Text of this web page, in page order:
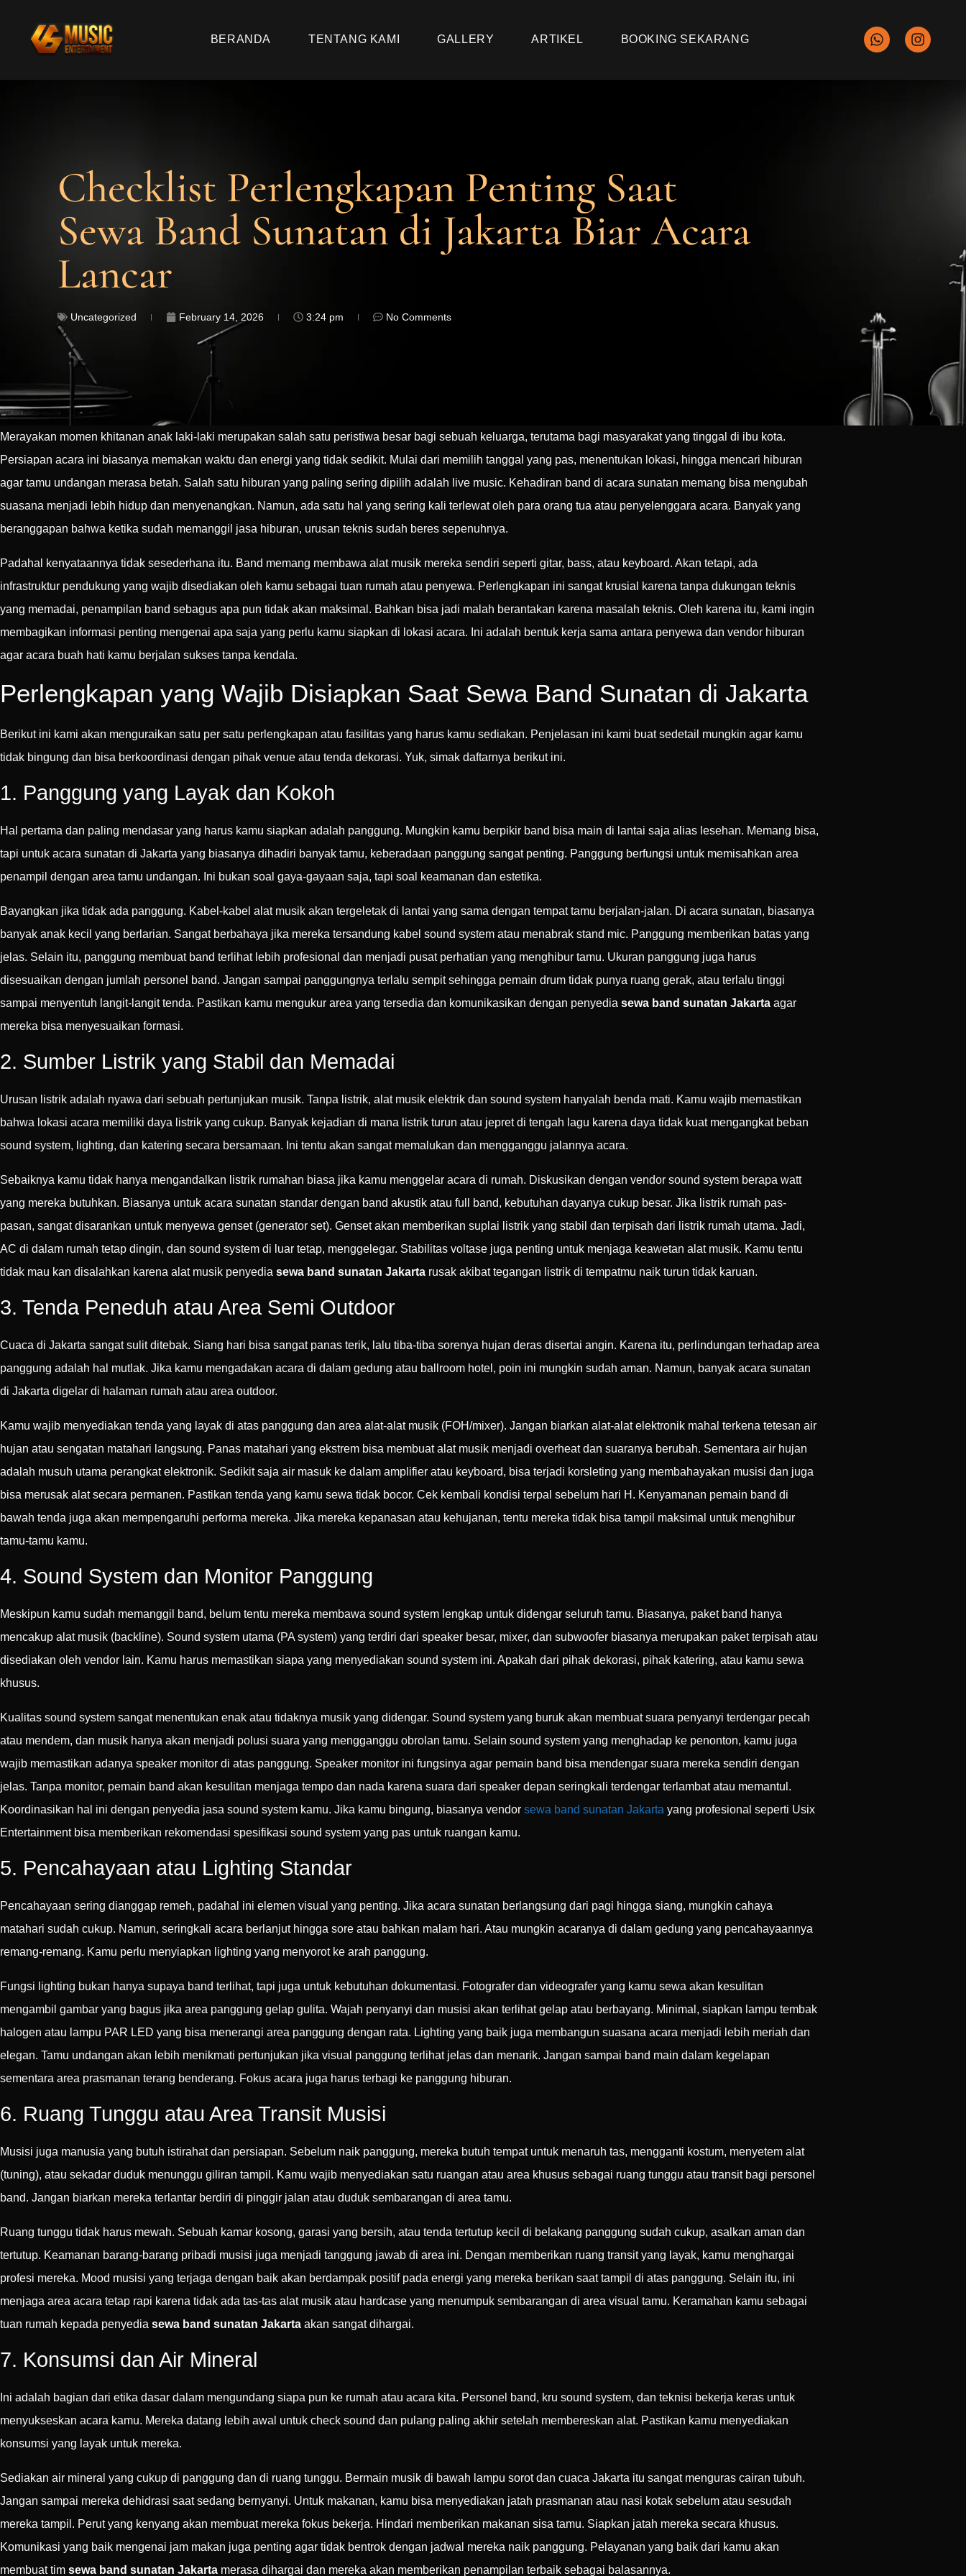
BERANDA TENTANG KAMI GALLERY ARTIKEL BOOKING SEKARANG
Checklist Perlengkapan Penting Saat
Sewa Band Sunatan di Jakarta Biar Acara
Lancar
Uncategorized February 14, 2026 3:24 pm No Comments
Merayakan momen khitanan anak laki-laki merupakan salah satu peristiwa besar bagi sebuah keluarga, terutama bagi masyarakat yang tinggal di ibu kota.
Persiapan acara ini biasanya memakan waktu dan energi yang tidak sedikit. Mulai dari memilih tanggal yang pas, menentukan lokasi, hingga mencari hiburan
agar tamu undangan merasa betah. Salah satu hiburan yang paling sering dipilih adalah live music. Kehadiran band di acara sunatan memang bisa mengubah
suasana menjadi lebih hidup dan menyenangkan. Namun, ada satu hal yang sering kali terlewat oleh para orang tua atau penyelenggara acara. Banyak yang
beranggapan bahwa ketika sudah memanggil jasa hiburan, urusan teknis sudah beres sepenuhnya.
Padahal kenyataannya tidak sesederhana itu. Band memang membawa alat musik mereka sendiri seperti gitar, bass, atau keyboard. Akan tetapi, ada
infrastruktur pendukung yang wajib disediakan oleh kamu sebagai tuan rumah atau penyewa. Perlengkapan ini sangat krusial karena tanpa dukungan teknis
yang memadai, penampilan band sebagus apa pun tidak akan maksimal. Bahkan bisa jadi malah berantakan karena masalah teknis. Oleh karena itu, kami ingin
membagikan informasi penting mengenai apa saja yang perlu kamu siapkan di lokasi acara. Ini adalah bentuk kerja sama antara penyewa dan vendor hiburan
agar acara buah hati kamu berjalan sukses tanpa kendala.
Perlengkapan yang Wajib Disiapkan Saat Sewa Band Sunatan di Jakarta
Berikut ini kami akan menguraikan satu per satu perlengkapan atau fasilitas yang harus kamu sediakan. Penjelasan ini kami buat sedetail mungkin agar kamu
tidak bingung dan bisa berkoordinasi dengan pihak venue atau tenda dekorasi. Yuk, simak daftarnya berikut ini.
1. Panggung yang Layak dan Kokoh
Hal pertama dan paling mendasar yang harus kamu siapkan adalah panggung. Mungkin kamu berpikir band bisa main di lantai saja alias lesehan. Memang bisa,
tapi untuk acara sunatan di Jakarta yang biasanya dihadiri banyak tamu, keberadaan panggung sangat penting. Panggung berfungsi untuk memisahkan area
penampil dengan area tamu undangan. Ini bukan soal gaya-gayaan saja, tapi soal keamanan dan estetika.
Bayangkan jika tidak ada panggung. Kabel-kabel alat musik akan tergeletak di lantai yang sama dengan tempat tamu berjalan-jalan. Di acara sunatan, biasanya
banyak anak kecil yang berlarian. Sangat berbahaya jika mereka tersandung kabel sound system atau menabrak stand mic. Panggung memberikan batas yang
jelas. Selain itu, panggung membuat band terlihat lebih profesional dan menjadi pusat perhatian yang menghibur tamu. Ukuran panggung juga harus
disesuaikan dengan jumlah personel band. Jangan sampai panggungnya terlalu sempit sehingga pemain drum tidak punya ruang gerak, atau terlalu tinggi
sampai menyentuh langit-langit tenda. Pastikan kamu mengukur area yang tersedia dan komunikasikan dengan penyedia sewa band sunatan Jakarta agar
mereka bisa menyesuaikan formasi.
2. Sumber Listrik yang Stabil dan Memadai
Urusan listrik adalah nyawa dari sebuah pertunjukan musik. Tanpa listrik, alat musik elektrik dan sound system hanyalah benda mati. Kamu wajib memastikan
bahwa lokasi acara memiliki daya listrik yang cukup. Banyak kejadian di mana listrik turun atau jepret di tengah lagu karena daya tidak kuat mengangkat beban
sound system, lighting, dan katering secara bersamaan. Ini tentu akan sangat memalukan dan mengganggu jalannya acara.
Sebaiknya kamu tidak hanya mengandalkan listrik rumahan biasa jika kamu menggelar acara di rumah. Diskusikan dengan vendor sound system berapa watt
yang mereka butuhkan. Biasanya untuk acara sunatan standar dengan band akustik atau full band, kebutuhan dayanya cukup besar. Jika listrik rumah pas-
pasan, sangat disarankan untuk menyewa genset (generator set). Genset akan memberikan suplai listrik yang stabil dan terpisah dari listrik rumah utama. Jadi,
AC di dalam rumah tetap dingin, dan sound system di luar tetap, menggelegar. Stabilitas voltase juga penting untuk menjaga keawetan alat musik. Kamu tentu
tidak mau kan disalahkan karena alat musik penyedia sewa band sunatan Jakarta rusak akibat tegangan listrik di tempatmu naik turun tidak karuan.
3. Tenda Peneduh atau Area Semi Outdoor
Cuaca di Jakarta sangat sulit ditebak. Siang hari bisa sangat panas terik, lalu tiba-tiba sorenya hujan deras disertai angin. Karena itu, perlindungan terhadap area
panggung adalah hal mutlak. Jika kamu mengadakan acara di dalam gedung atau ballroom hotel, poin ini mungkin sudah aman. Namun, banyak acara sunatan
di Jakarta digelar di halaman rumah atau area outdoor.
Kamu wajib menyediakan tenda yang layak di atas panggung dan area alat-alat musik (FOH/mixer). Jangan biarkan alat-alat elektronik mahal terkena tetesan air
hujan atau sengatan matahari langsung. Panas matahari yang ekstrem bisa membuat alat musik menjadi overheat dan suaranya berubah. Sementara air hujan
adalah musuh utama perangkat elektronik. Sedikit saja air masuk ke dalam amplifier atau keyboard, bisa terjadi korsleting yang membahayakan musisi dan juga
bisa merusak alat secara permanen. Pastikan tenda yang kamu sewa tidak bocor. Cek kembali kondisi terpal sebelum hari H. Kenyamanan pemain band di
bawah tenda juga akan mempengaruhi performa mereka. Jika mereka kepanasan atau kehujanan, tentu mereka tidak bisa tampil maksimal untuk menghibur
tamu-tamu kamu.
4. Sound System dan Monitor Panggung
Meskipun kamu sudah memanggil band, belum tentu mereka membawa sound system lengkap untuk didengar seluruh tamu. Biasanya, paket band hanya
mencakup alat musik (backline). Sound system utama (PA system) yang terdiri dari speaker besar, mixer, dan subwoofer biasanya merupakan paket terpisah atau
disediakan oleh vendor lain. Kamu harus memastikan siapa yang menyediakan sound system ini. Apakah dari pihak dekorasi, pihak katering, atau kamu sewa
khusus.
Kualitas sound system sangat menentukan enak atau tidaknya musik yang didengar. Sound system yang buruk akan membuat suara penyanyi terdengar pecah
atau mendem, dan musik hanya akan menjadi polusi suara yang mengganggu obrolan tamu. Selain sound system yang menghadap ke penonton, kamu juga
wajib memastikan adanya speaker monitor di atas panggung. Speaker monitor ini fungsinya agar pemain band bisa mendengar suara mereka sendiri dengan
jelas. Tanpa monitor, pemain band akan kesulitan menjaga tempo dan nada karena suara dari speaker depan seringkali terdengar terlambat atau memantul.
Koordinasikan hal ini dengan penyedia jasa sound system kamu. Jika kamu bingung, biasanya vendor sewa band sunatan Jakarta yang profesional seperti Usix
Entertainment bisa memberikan rekomendasi spesifikasi sound system yang pas untuk ruangan kamu.
5. Pencahayaan atau Lighting Standar
Pencahayaan sering dianggap remeh, padahal ini elemen visual yang penting. Jika acara sunatan berlangsung dari pagi hingga siang, mungkin cahaya
matahari sudah cukup. Namun, seringkali acara berlanjut hingga sore atau bahkan malam hari. Atau mungkin acaranya di dalam gedung yang pencahayaannya
remang-remang. Kamu perlu menyiapkan lighting yang menyorot ke arah panggung.
Fungsi lighting bukan hanya supaya band terlihat, tapi juga untuk kebutuhan dokumentasi. Fotografer dan videografer yang kamu sewa akan kesulitan
mengambil gambar yang bagus jika area panggung gelap gulita. Wajah penyanyi dan musisi akan terlihat gelap atau berbayang. Minimal, siapkan lampu tembak
halogen atau lampu PAR LED yang bisa menerangi area panggung dengan rata. Lighting yang baik juga membangun suasana acara menjadi lebih meriah dan
elegan. Tamu undangan akan lebih menikmati pertunjukan jika visual panggung terlihat jelas dan menarik. Jangan sampai band main dalam kegelapan
sementara area prasmanan terang benderang. Fokus acara juga harus terbagi ke panggung hiburan.
6. Ruang Tunggu atau Area Transit Musisi
Musisi juga manusia yang butuh istirahat dan persiapan. Sebelum naik panggung, mereka butuh tempat untuk menaruh tas, mengganti kostum, menyetem alat
(tuning), atau sekadar duduk menunggu giliran tampil. Kamu wajib menyediakan satu ruangan atau area khusus sebagai ruang tunggu atau transit bagi personel
band. Jangan biarkan mereka terlantar berdiri di pinggir jalan atau duduk sembarangan di area tamu.
Ruang tunggu tidak harus mewah. Sebuah kamar kosong, garasi yang bersih, atau tenda tertutup kecil di belakang panggung sudah cukup, asalkan aman dan
tertutup. Keamanan barang-barang pribadi musisi juga menjadi tanggung jawab di area ini. Dengan memberikan ruang transit yang layak, kamu menghargai
profesi mereka. Mood musisi yang terjaga dengan baik akan berdampak positif pada energi yang mereka berikan saat tampil di atas panggung. Selain itu, ini
menjaga area acara tetap rapi karena tidak ada tas-tas alat musik atau hardcase yang menumpuk sembarangan di area visual tamu. Keramahan kamu sebagai
tuan rumah kepada penyedia sewa band sunatan Jakarta akan sangat dihargai.
7. Konsumsi dan Air Mineral
Ini adalah bagian dari etika dasar dalam mengundang siapa pun ke rumah atau acara kita. Personel band, kru sound system, dan teknisi bekerja keras untuk
menyukseskan acara kamu. Mereka datang lebih awal untuk check sound dan pulang paling akhir setelah membereskan alat. Pastikan kamu menyediakan
konsumsi yang layak untuk mereka.
Sediakan air mineral yang cukup di panggung dan di ruang tunggu. Bermain musik di bawah lampu sorot dan cuaca Jakarta itu sangat menguras cairan tubuh.
Jangan sampai mereka dehidrasi saat sedang bernyanyi. Untuk makanan, kamu bisa menyediakan jatah prasmanan atau nasi kotak sebelum atau sesudah
mereka tampil. Perut yang kenyang akan membuat mereka fokus bekerja. Hindari memberikan makanan sisa tamu. Siapkan jatah mereka secara khusus.
Komunikasi yang baik mengenai jam makan juga penting agar tidak bentrok dengan jadwal mereka naik panggung. Pelayanan yang baik dari kamu akan
membuat tim sewa band sunatan Jakarta merasa dihargai dan mereka akan memberikan penampilan terbaik sebagai balasannya.